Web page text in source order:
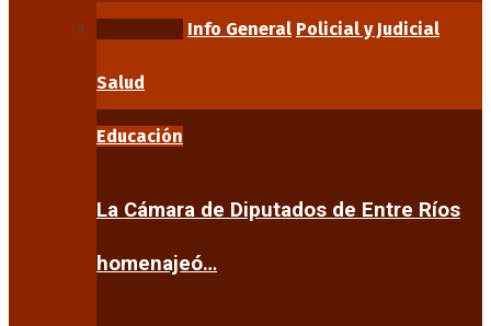
Info General Policial y Judicial
Salud
Educación
La Cámara de Diputados de Entre Ríos
homenajeó…